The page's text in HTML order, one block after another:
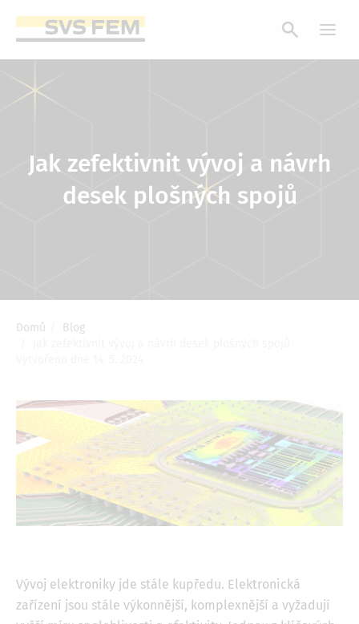
hlavnímu
Jak zefektivnit vývoj a návrh
desek plošných spojů
Drobečková
Domů
Blog
Image
Vývoj elektroniky jde stále kupředu. Elektronická
zařízení jsou stále výkonnější, komplexnější a vyžadují